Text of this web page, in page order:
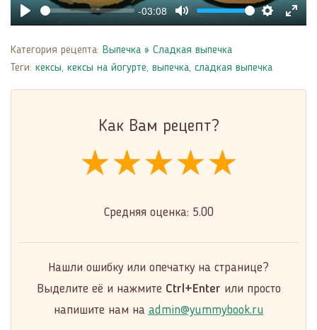
Play
-03:08
Mute
Settings
Enter
Категория рецепта: Выпечка » Сладкая выпечка
Теги: кексы, кексы на йогурте, выпечка, сладкая выпечка
Как Вам рецепт?
★★★★★
★★★★★
★★★★★
Средняя оценка: 5.00
Нашли ошибку или опечатку на странице?
Выделите её и нажмите Ctrl+Enter или просто
напишите нам на admin@yummybook.ru